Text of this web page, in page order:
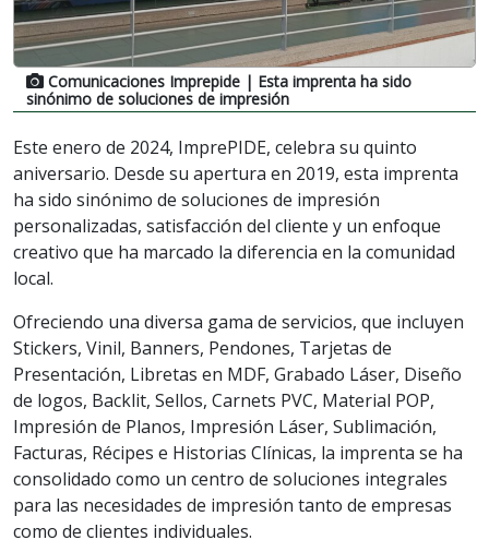
Comunicaciones Imprepide | Esta imprenta ha sido
sinónimo de soluciones de impresión
Este enero de 2024, ImprePIDE, celebra su quinto
aniversario. Desde su apertura en 2019, esta imprenta
ha sido sinónimo de soluciones de impresión
personalizadas, satisfacción del cliente y un enfoque
creativo que ha marcado la diferencia en la comunidad
local.
Ofreciendo una diversa gama de servicios, que incluyen
Stickers, Vinil, Banners, Pendones, Tarjetas de
Presentación, Libretas en MDF, Grabado Láser, Diseño
de logos, Backlit, Sellos, Carnets PVC, Material POP,
Impresión de Planos, Impresión Láser, Sublimación,
Facturas, Récipes e Historias Clínicas, la imprenta se ha
consolidado como un centro de soluciones integrales
para las necesidades de impresión tanto de empresas
como de clientes individuales.